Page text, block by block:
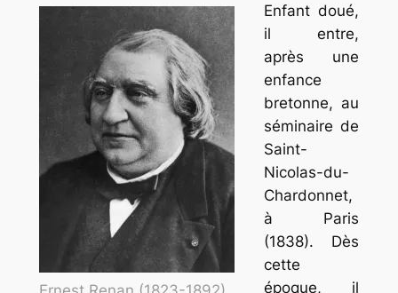
Enfant doué,
il entre,
après une
enfance
bretonne, au
séminaire de
Saint-
Nicolas-du-
Chardonnet,
à Paris
(1838). Dès
cette
époque, il